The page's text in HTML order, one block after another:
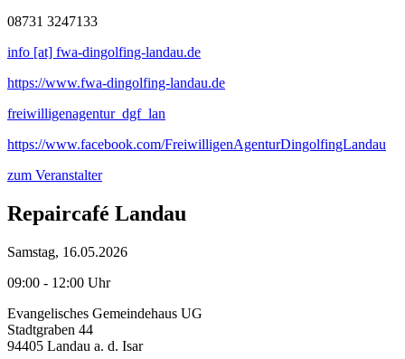
08731 3247133
info [at] fwa-dingolfing-landau.de
https://www.fwa-dingolfing-landau.de
freiwilligenagentur_dgf_lan
https://www.facebook.com/FreiwilligenAgenturDingolfingLandau
zum Veranstalter
Repaircafé Landau
Samstag, 16.05.2026
09:00 - 12:00 Uhr
Evangelisches Gemeindehaus UG
Stadtgraben 44
94405 Landau a. d. Isar